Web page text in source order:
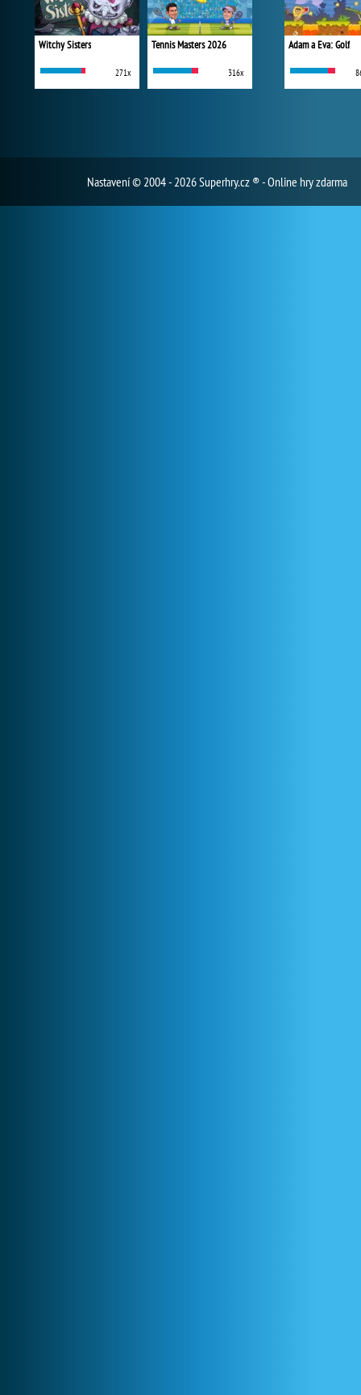
Witchy Sisters
271x
Tennis Masters 2026
316x
Adam a Eva: Golf
Nastavení© 2004 - 2026 Superhry.cz ® - Online hry zdarma